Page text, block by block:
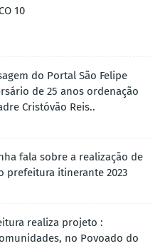
10
do Portal São Felipe
de 25 anos ordenação
Cristóvão Reis..
fala sobre a realização de
prefeitura itinerante 2023
realiza projeto :
no Povoado do